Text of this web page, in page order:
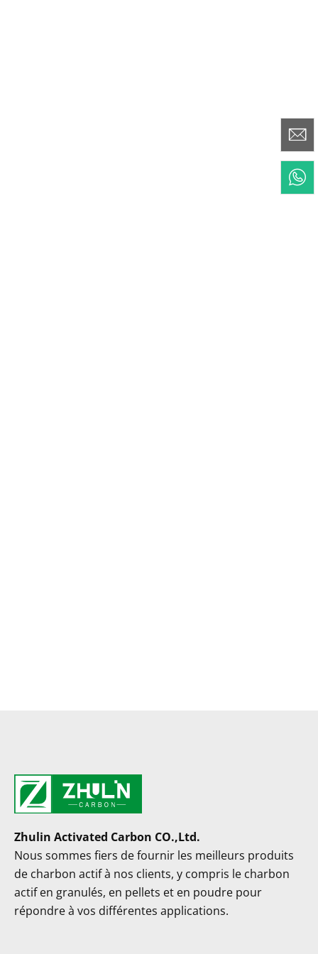
Zhulin Activated Carbon CO.,Ltd.
Nous sommes fiers de fournir les meilleurs produits
de charbon actif à nos clients, y compris le charbon
actif en granulés, en pellets et en poudre pour
répondre à vos différentes applications.